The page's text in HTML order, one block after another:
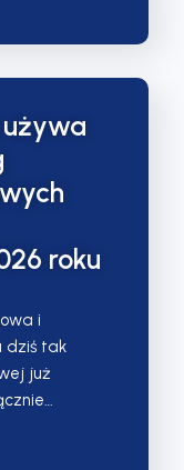
roku
i
dziś tak
już